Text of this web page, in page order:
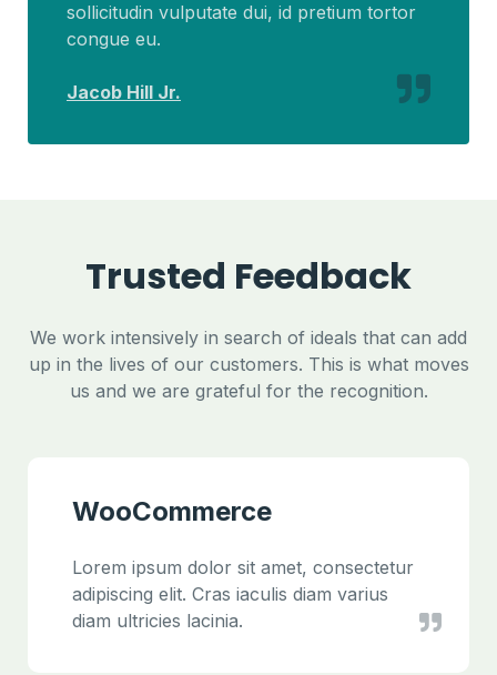
sollicitudin vulputate dui, id pretium tortor
congue eu.
Jacob Hill Jr.
Trusted Feedback
We work intensively in search of ideals that can add
up in the lives of our customers. This is what moves
us and we are grateful for the recognition.
WooCommerce
Lorem ipsum dolor sit amet, consectetur
adipiscing elit. Cras iaculis diam varius
diam ultricies lacinia.